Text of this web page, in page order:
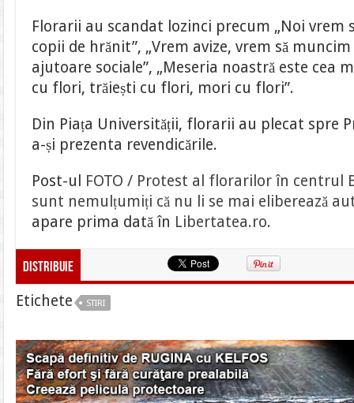
Florarii au scandat lozinci precum „Noi vrem
copii de hrănit”, „Vrem avize, vrem să
ajutoare sociale”, „Meseria noastră este cea
cu flori, trăiești cu flori, mori cu flori”.
Din Piața Universității, florarii au plecat spre
a-și prezenta revendicările.
Post-ul FOTO / Protest al florarilor în centrul
sunt nemulțumiți că nu li se mai eliberează
apare prima dată în Libertatea.ro.
Distribuie
Etichete STIRI